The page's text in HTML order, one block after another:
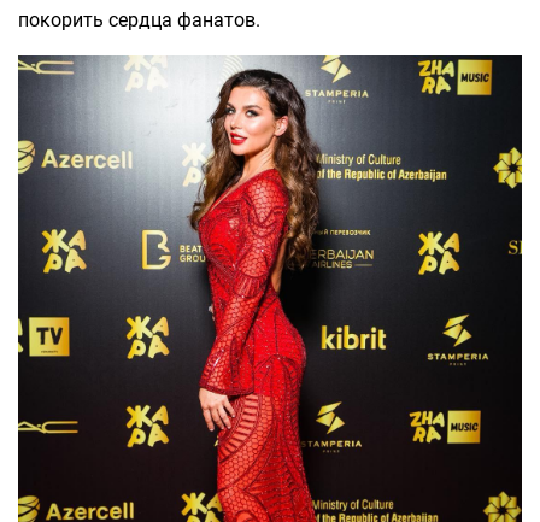
покорить сердца фанатов.